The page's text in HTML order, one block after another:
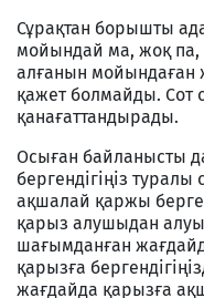
Сұрақтан борышты
мойындай ма, жоқ па,
алғанын мойындаған
қажет болмайды. Сот
қанағаттандырады.
Осыған байланысты
бергендігіңіз туралы
ақшалай қаржы
қарыз алушыдан
шағымданған
қарызға
жағдайда қарызға